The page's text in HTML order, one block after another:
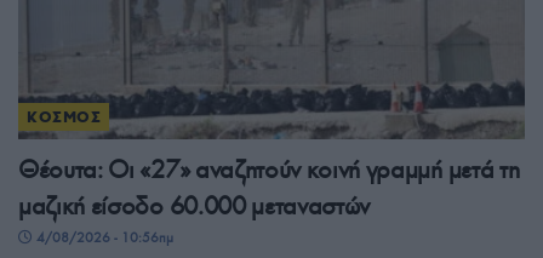
ΚΟΣΜΟΣ
Θέουτα: Οι «27» αναζητούν κοινή γραμμή μετά τη
μαζική είσοδο 60.000 μεταναστών
4/08/2026 - 10:56πμ